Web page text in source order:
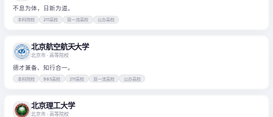
不息为体，日新为道。
本科院校 211高校 双一流高校 公办高校
北京航空航天大学
北京市· 高等院校
德才兼备、知行合一。
本科院校 985高校 211高校 双一流高校 公办高校
北京理工大学
北京市· 高等院校